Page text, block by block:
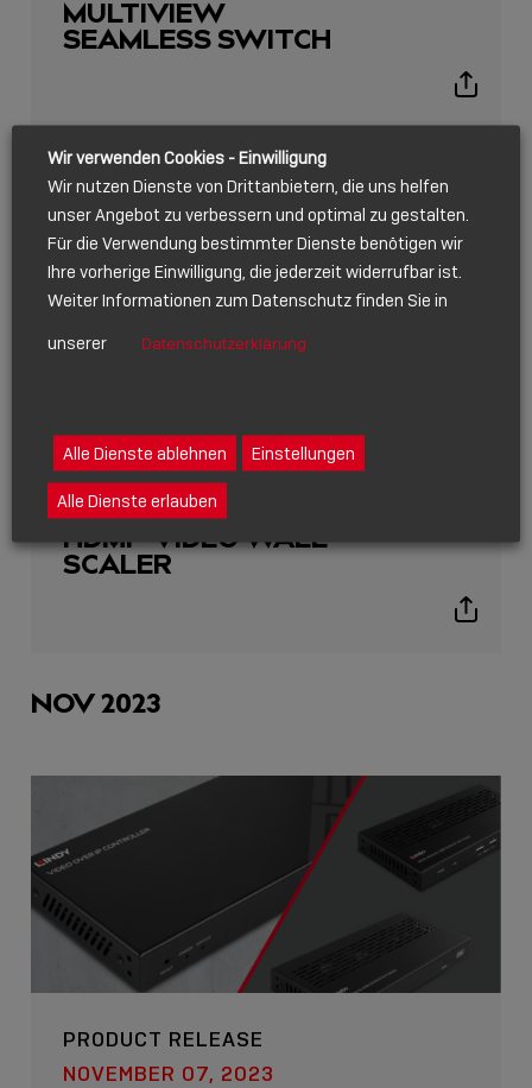
MULTIVIEW
SEAMLESS SWITCH
Show
icons
FEBRUAR 01, 2024
STAND ALONE 3×3
HDMI® VIDEO WALL
SCALER
Show
NOV 2023
PRODUCT RELEASE
NOVEMBER 07, 2023
Wir verwenden Cookies - Einwilligung
Wir nutzen Dienste von Drittanbietern, die uns helfen
unser Angebot zu verbessern und optimal zu gestalten.
Für die Verwendung bestimmter Dienste benötigen wir
Ihre vorherige Einwilligung, die jederzeit widerrufbar ist.
Weiter Informationen zum Datenschutz finden Sie in
unserer
Datenschutzerklärung
Alle Dienste ablehnen Einstellungen
Alle Dienste erlauben